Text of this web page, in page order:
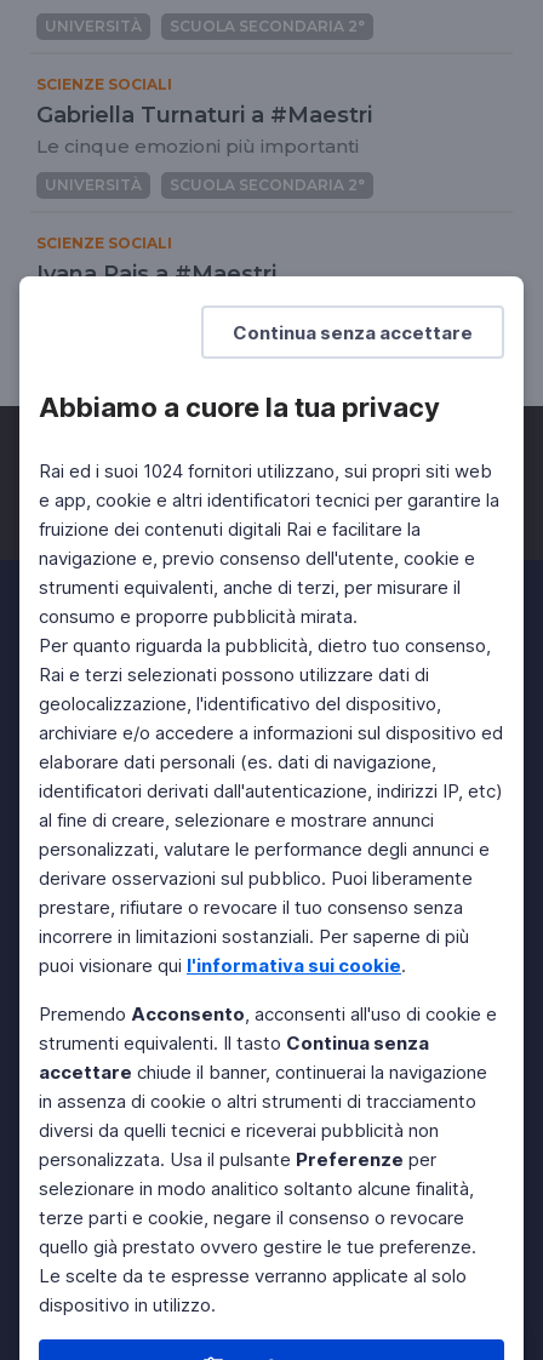
Continua senza accettare
Abbiamo a cuore la tua privacy
Rai ed i suoi 1024 fornitori utilizzano, sui propri siti web
e app, cookie e altri identificatori tecnici per garantire la
fruizione dei contenuti digitali Rai e facilitare la
navigazione e, previo consenso dell'utente, cookie e
strumenti equivalenti, anche di terzi, per misurare il
consumo e proporre pubblicità mirata.
Per quanto riguarda la pubblicità, dietro tuo consenso,
Rai e terzi selezionati possono utilizzare dati di
geolocalizzazione, l'identificativo del dispositivo,
archiviare e/o accedere a informazioni sul dispositivo ed
elaborare dati personali (es. dati di navigazione,
identificatori derivati dall'autenticazione, indirizzi IP, etc)
al fine di creare, selezionare e mostrare annunci
personalizzati, valutare le performance degli annunci e
derivare osservazioni sul pubblico. Puoi liberamente
prestare, rifiutare o revocare il tuo consenso senza
incorrere in limitazioni sostanziali. Per saperne di più
puoi visionare qui l'informativa sui cookie.
Premendo Acconsento, acconsenti all'uso di cookie e
strumenti equivalenti. Il tasto Continua senza
accettare chiude il banner, continuerai la navigazione
in assenza di cookie o altri strumenti di tracciamento
diversi da quelli tecnici e riceverai pubblicità non
personalizzata. Usa il pulsante Preferenze per
selezionare in modo analitico soltanto alcune finalità,
terze parti e cookie, negare il consenso o revocare
quello già prestato ovvero gestire le tue preferenze.
Le scelte da te espresse verranno applicate al solo
dispositivo in utilizzo.
UNIVERSITÀ SCUOLA SECONDARIA 2°
SCIENZE SOCIALI
Gabriella Turnaturi a #Maestri
Le cinque emozioni più importanti
UNIVERSITÀ SCUOLA SECONDARIA 2°
SCIENZE SOCIALI
Ivana Pais a #Maestri
In che città vivremo?
SCUOLA SECONDARIA 2°
Facebook Twitter Instagram